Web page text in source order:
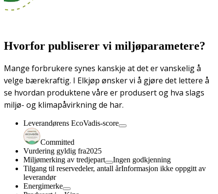
Hvorfor publiserer vi miljøparametere?
Mange forbrukere synes kanskje at det er vanskelig å
velge bærekraftig. I Elkjøp ønsker vi å gjøre det lettere å
se hvordan produktene våre er produsert og hva slags
miljø- og klimapåvirkning de har.
Leverandørens EcoVadis-score
Committed
Vurdering gyldig fra2025
Miljømerking av tredjepart
Ingen godkjenning
Tilgang til reservedeler, antall årInformasjon ikke oppgitt av
leverandør
Energimerke